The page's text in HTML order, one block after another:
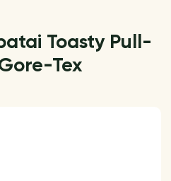
Toasty Pull-
Tex